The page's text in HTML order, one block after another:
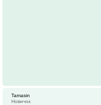
Tamasin
Новичок